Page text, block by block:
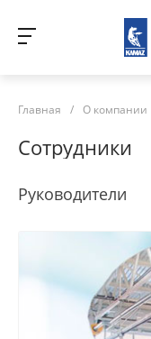
Главная / О компании
Сотрудники
Руководители